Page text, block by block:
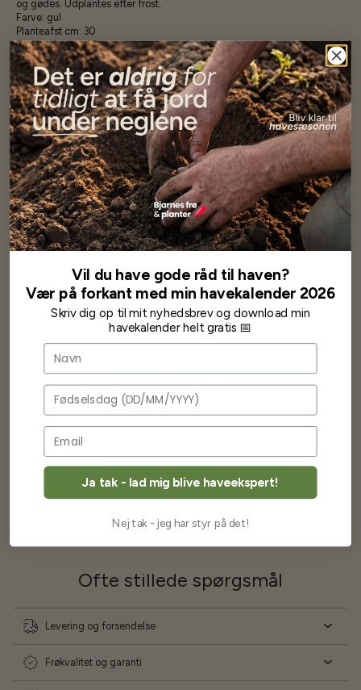
og gødes. Udplantes efter frost.
Farve: gul
Planteafst cm: 30
Rækkeafst cm:30
Så-vej:Forkultivering/direkte
Højde cm:60
Levetid:1-årig
Vækstbetingelse:Sol
Specifikationer
Se mere af Alle produkter
Vores kundersiger...
Har lige i går modtaget de fineste asparges kroner med posten
Som skrevet før når jeg har skrevet med Bjarne har jeg altid mødt
venlighed og god service.
Jeg vil klart anbefale andre at købe her fra
Karsten Larsen
Ofte stillede spørgsmål
Levering og forsendelse
Frøkvalitet og garanti
Vil du have gode råd til haven?
Vær på forkant med min havekalender 2026
Skriv dig op til mit nyhedsbrev og download min
havekalender helt gratis 📅
Navn
Fødselsdag
Ja tak - lad mig blive haveekspert!
Nej tak - jeg har styr på det!